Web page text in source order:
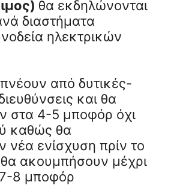
θα εκδηλώνονται
διαστήματα
ηλεκτρικών
από δυτικές-
και θα
στα 4-5 μποφόρ όχι
καθώς θα
νέα ενίσχυση πρίν το
ακουμπήσουν μέχρι
8 μποφόρ